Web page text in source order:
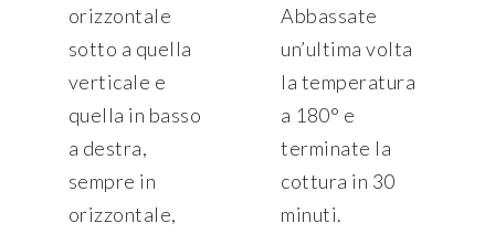
orizzontale
sotto a quella
verticale e
quella in basso
a destra,
sempre in
orizzontale,
Abbassate
un’ultima volta
la temperatura
a 180° e
terminate la
cottura in 30
minuti.